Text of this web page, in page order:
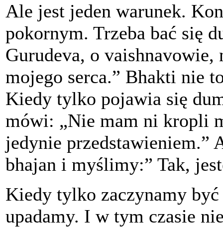
Ale jest jeden warunek.
pokornym. Trzeba bać się
Gurudeva, o
mojego serca.” Bhakti nie
Kiedy tylko pojawia się
mówi: „Nie mam ni kropli
jedynie przedstawieniem.”
bhajan i myślimy:” Tak,
Kiedy tylko zaczynamy
upadamy. I w tym czasie